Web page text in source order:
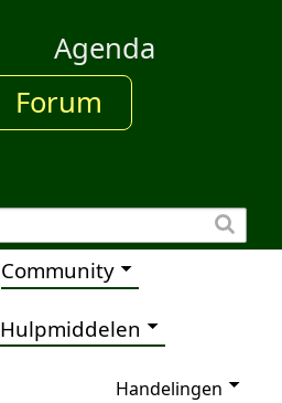
Agenda
Forum
Community
Hulpmiddelen
Handelingen